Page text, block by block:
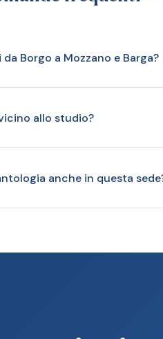
Borgo a Mozzano e Barga?
allo studio?
anche in questa